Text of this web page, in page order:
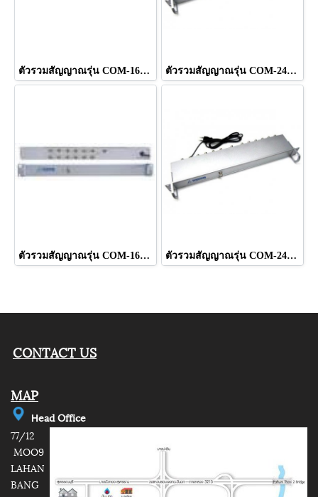
ตัวรวมสัญญาณรุ่น COM-16EX ยี่ห้อ INFOSAT ตัวรวมสัญญาณรุ่น COM-24AC ยี่ห้อ INFOSAT
ตัวรวมสัญญาณรุ่น COM-16AC ยี่ห้อ INFOSAT ตัวรวมสัญญาณรุ่น COM-24EX ยี่ห้อ INFOSAT
CONTACT US
MAP
Head Office
77/12
MOO9
LAHAN
BANG